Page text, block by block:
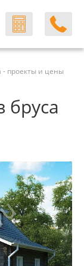
- проекты и цены